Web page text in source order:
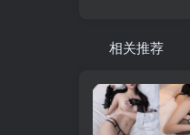
相关推荐